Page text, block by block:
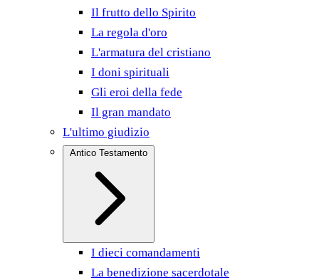
Il frutto dello Spirito
La regola d'oro
L'armatura del cristiano
I doni spirituali
Gli eroi della fede
Il gran mandato
L'ultimo giudizio
I dieci comandamenti
La benedizione sacerdotale